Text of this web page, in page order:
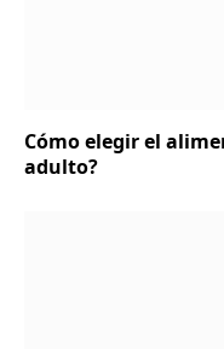
Cómo elegir el
adulto?